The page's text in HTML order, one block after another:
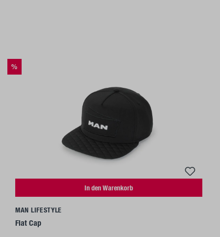
%
In den Warenkorb
MAN LIFESTYLE
Flat Cap